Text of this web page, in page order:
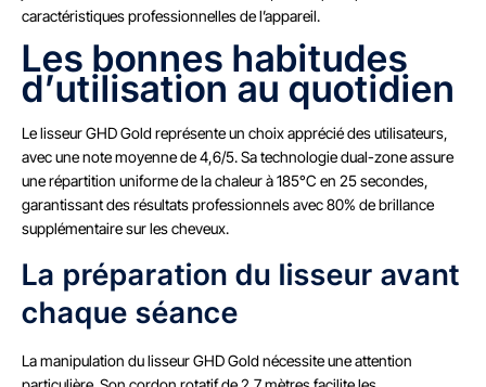
caractéristiques professionnelles de l’appareil.
Les bonnes habitudes
d’utilisation au quotidien
Le lisseur GHD Gold représente un choix apprécié des utilisateurs,
avec une note moyenne de 4,6/5. Sa technologie dual-zone assure
une répartition uniforme de la chaleur à 185°C en 25 secondes,
garantissant des résultats professionnels avec 80% de brillance
supplémentaire sur les cheveux.
La préparation du lisseur avant
chaque séance
La manipulation du lisseur GHD Gold nécessite une attention